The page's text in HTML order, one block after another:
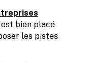
bien placé
les pistes